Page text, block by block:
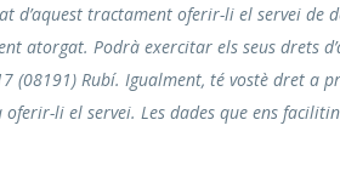
tractament oferir-li el servei de
atorgat. Podrà exercitar els seus drets
(08191) Rubí. Igualment, té vostè dret
li el servei. Les dades que ens